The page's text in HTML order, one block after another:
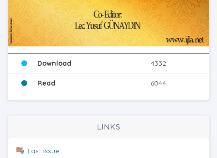
Download 4332
Read 6044
LINKS
Last issue